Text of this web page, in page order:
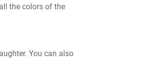
the colors of the
You can also